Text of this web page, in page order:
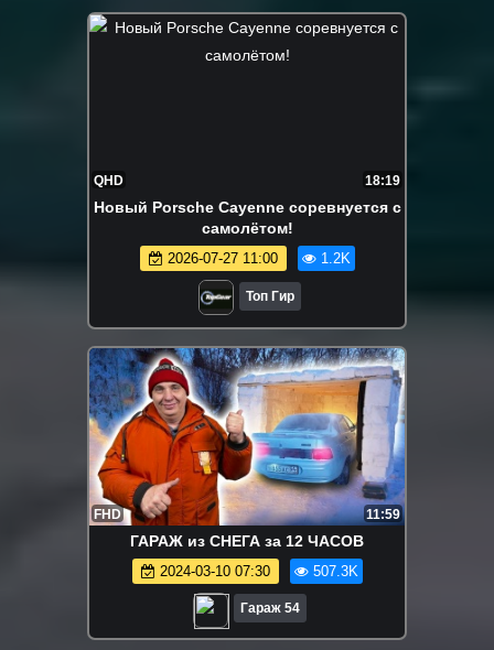
QHD 18:19
Новый Porsche Cayenne соревнуется с
самолётом!
2026-07-27 11:00 1.2K
Топ Гир
FHD 11:59
ГАРАЖ из СНЕГА за 12 ЧАСОВ
2024-03-10 07:30 507.3K
Гараж 54